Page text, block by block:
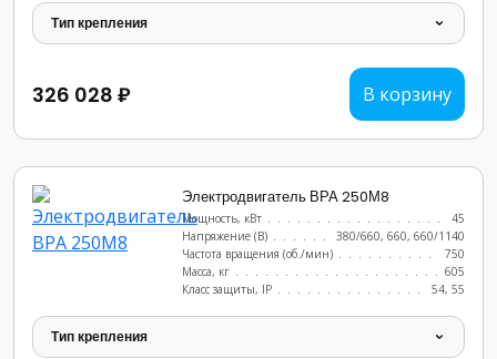
Тип крепления
326 028 ₽ В корзину
Электродвигатель ВРА 250М8
Мощность, кВт
45
Напряжение (В)
380/660, 660, 660/1140
Частота вращения (об./мин)
750
Масса, кг
605
Класс защиты, IP
54, 55
Тип крепления